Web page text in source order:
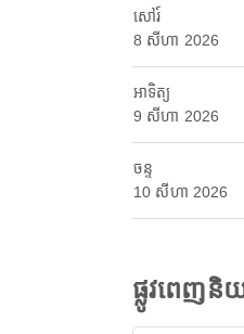
សៅរ៍
8 សីហា 2026
អាទិត្យ
9 សីហា 2026
ចន្ទ
10 សីហា 2026
ផ្លូវពេញ